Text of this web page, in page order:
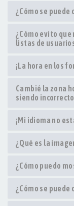
¿Cómo se
¿Cómo evito que
listas de
¡La hora en los
Cambié la zona
siendo
¡Mi idioma no
¿Qué es la
¿Cómo puedo
¿Cómo se puede